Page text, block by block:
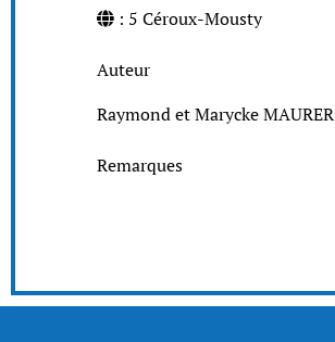
: 5 Céroux-Mousty
Auteur
Raymond et Marycke MAURER
Remarques